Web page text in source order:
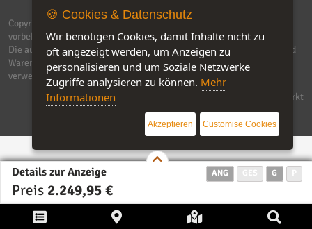
Details zur Anzeige ANG G
Preis 2.249,95 €
Copyright © 2026
vorbehalten.
Die auf dieser Seite verwendeten Produktbezeichnungen, Namen und
Warenzeichen sind Eigentum der jeweiligen Firmen. Unser Portal
verwendet Affiliat-Links, für dir wir Geld erhalten.
Software by IQ-Markt
🍪 Cookies & Datenschutz
Wir benötigen Cookies, damit Inhalte nicht zu
oft angezeigt werden, um Anzeigen zu
personalisieren und um Soziale Netzwerke
Zugriffe analysieren zu können. Mehr
Informationen
Akzeptieren Customise Cookies